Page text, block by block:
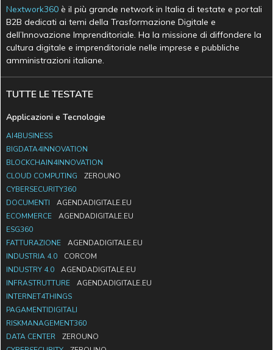
Nextwork360 è il più grande network in Italia di testate e portali
B2B dedicati ai temi della Trasformazione Digitale e
dell’Innovazione Imprenditoriale. Ha la missione di diffondere la
cultura digitale e imprenditoriale nelle imprese e pubbliche
amministrazioni italiane.
TUTTE LE TESTATE
Applicazioni e Tecnologie
AI4BUSINESS
BIGDATA4INNOVATION
BLOCKCHAIN4INNOVATION
CLOUD COMPUTING
ZEROUNO
CYBERSECURITY360
DOCUMENTI
AGENDADIGITALE.EU
ECOMMERCE
AGENDADIGITALE.EU
ESG360
FATTURAZIONE
AGENDADIGITALE.EU
INDUSTRIA 4.0
CORCOM
INDUSTRY 4.0
AGENDADIGITALE.EU
INFRASTRUTTURE
AGENDADIGITALE.EU
INTERNET4THINGS
PAGAMENTIDIGITALI
RISKMANAGEMENT360
DATA CENTER
ZEROUNO